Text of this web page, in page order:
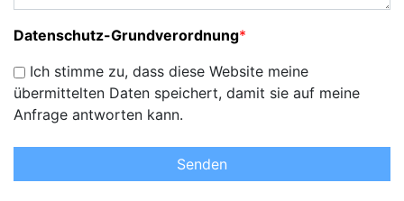
Datenschutz-Grundverordnung*
Ich stimme zu, dass diese Website meine
übermittelten Daten speichert, damit sie auf meine
Anfrage antworten kann.
Senden